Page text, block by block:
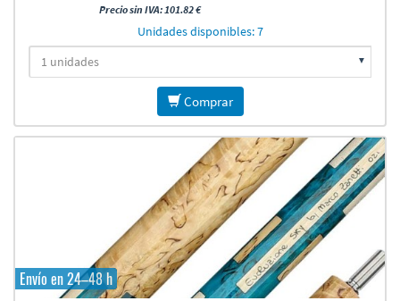
Precio sin IVA: 101.82 €
Unidades disponibles: 7
Comprar
Envío en 24–48 h